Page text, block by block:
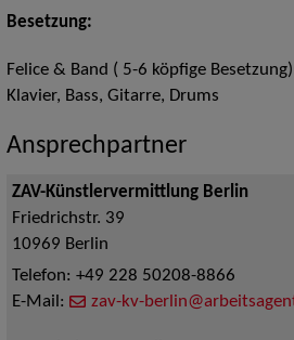
Besetzung:
Felice & Band ( 5-6 köpfige
Klavier, Bass, Gitarre, Drums
Ansprechpartner
ZAV-Künstlervermittlung Berlin
Friedrichstr. 39
10969 Berlin
Telefon: +49 228 50208-8866
E-Mail:
zav-kv-